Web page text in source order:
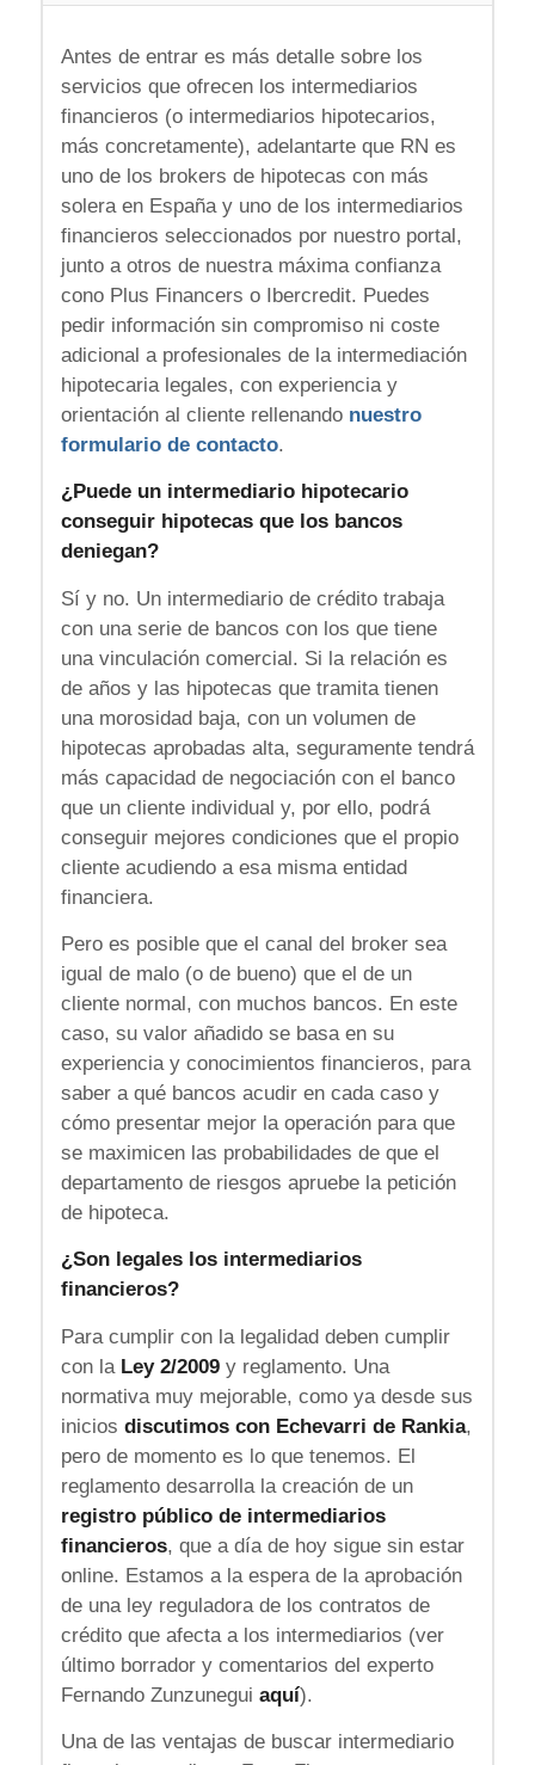
Antes de entrar es más detalle sobre los
servicios que ofrecen los intermediarios
financieros (o intermediarios hipotecarios,
más concretamente), adelantarte que RN es
uno de los brokers de hipotecas con más
solera en España y uno de los intermediarios
financieros seleccionados por nuestro portal,
junto a otros de nuestra máxima confianza
cono Plus Financers o Ibercredit. Puedes
pedir información sin compromiso ni coste
adicional a profesionales de la intermediación
hipotecaria legales, con experiencia y
orientación al cliente rellenando nuestro
formulario de contacto.
¿Puede un intermediario hipotecario
conseguir hipotecas que los bancos
deniegan?
Sí y no. Un intermediario de crédito trabaja
con una serie de bancos con los que tiene
una vinculación comercial. Si la relación es
de años y las hipotecas que tramita tienen
una morosidad baja, con un volumen de
hipotecas aprobadas alta, seguramente tendrá
más capacidad de negociación con el banco
que un cliente individual y, por ello, podrá
conseguir mejores condiciones que el propio
cliente acudiendo a esa misma entidad
financiera.
Pero es posible que el canal del broker sea
igual de malo (o de bueno) que el de un
cliente normal, con muchos bancos. En este
caso, su valor añadido se basa en su
experiencia y conocimientos financieros, para
saber a qué bancos acudir en cada caso y
cómo presentar mejor la operación para que
se maximicen las probabilidades de que el
departamento de riesgos apruebe la petición
de hipoteca.
¿Son legales los intermediarios
financieros?
Para cumplir con la legalidad deben cumplir
con la Ley 2/2009y reglamento. Una
normativa muy mejorable, como ya desde sus
inicios discutimos con Echevarri de Rankia,
pero de momento es lo que tenemos. El
reglamento desarrolla la creación de un
registro público de intermediarios
financieros, que a día de hoy sigue sin estar
online. Estamos a la espera de la aprobación
de una ley reguladora de los contratos de
crédito que afecta a los intermediarios (ver
último borrador y comentarios del experto
Fernando Zunzunegui aquí).
Una de las ventajas de buscar intermediario